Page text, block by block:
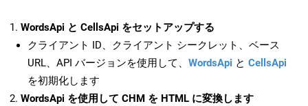
WordsApi と CellsApi をセットアップする
クライアント ID、クライアント シークレット、ベース
URL、API バージョンを使用して、 WordsApi と CellsApi
を初期化します
WordsApi を使用して CHM を HTML に変換します